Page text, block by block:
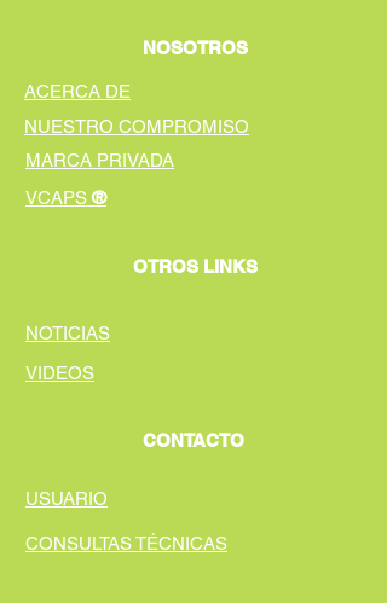
NOSOTROS
ACERCA DE
NUESTRO COMPROMISO
MARCA PRIVADA
VCAPS®
OTROS LINKS
NOTICIAS
VIDEOS
CONTACTO
USUARIO
CONSULTAS TÉCNICAS